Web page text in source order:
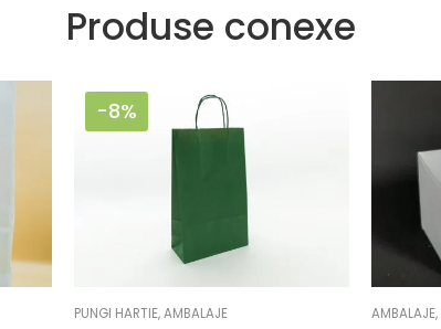
Produse conexe
-8%
PUNGI HARTIE,AMBALAJE AMBALAJE,